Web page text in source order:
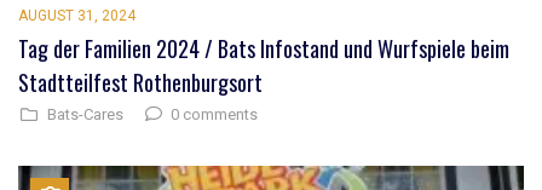
AUGUST 31, 2024
Tag der Familien 2024 / Bats Infostand und Wurfspiele beim
Stadtteilfest Rothenburgsort
Bats-Cares 0 comments